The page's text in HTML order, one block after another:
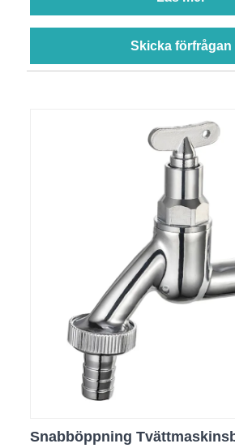
Skicka förfrågan
Snabböppning